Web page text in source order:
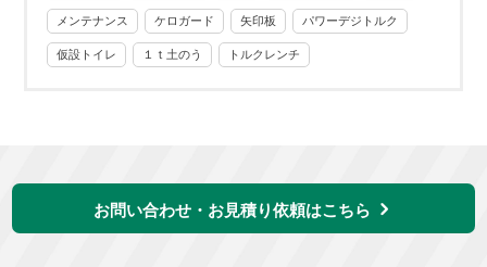
メンテナンス ケロガード 矢印板 パワーデジトルク
仮設トイレ １ｔ土のう トルクレンチ
お問い合わせ・お見積り依頼はこちら